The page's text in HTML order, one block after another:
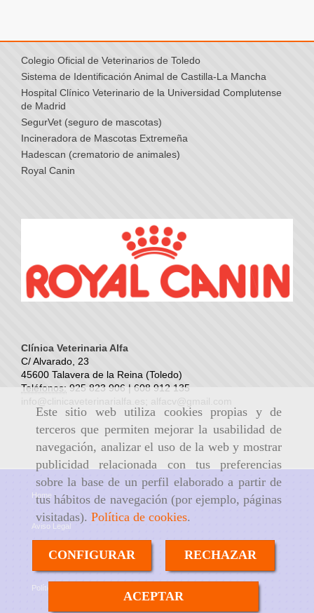
Este sitio web utiliza cookies propias y de
terceros que permiten mejorar la usabilidad de
navegación, analizar el uso de la web y mostrar
publicidad relacionada con tus preferencias
sobre la base de un perfil elaborado a partir de
tus hábitos de navegación (por ejemplo, páginas
visitadas). Política de cookies.
CONFIGURAR RECHAZAR
ACEPTAR
Colegio Oficial de Veterinarios de Toledo
Sistema de Identificación Animal de Castilla-La Mancha
Hospital Clínico Veterinario de la Universidad Complutense
de Madrid
SegurVet (seguro de mascotas)
Incineradora de Mascotas Extremeña
Hadescan (crematorio de animales)
Royal Canin
Clínica Veterinaria Alfa
C/ Alvarado, 23
45600 Talavera de la Reina (Toledo)
Teléfonos: 925 823 906 | 608 912 135
info@clinicaveterinarialfa.es
alfacv@gmail.com
Home
Aviso Legal
Política de cookies
Política de Privacidad